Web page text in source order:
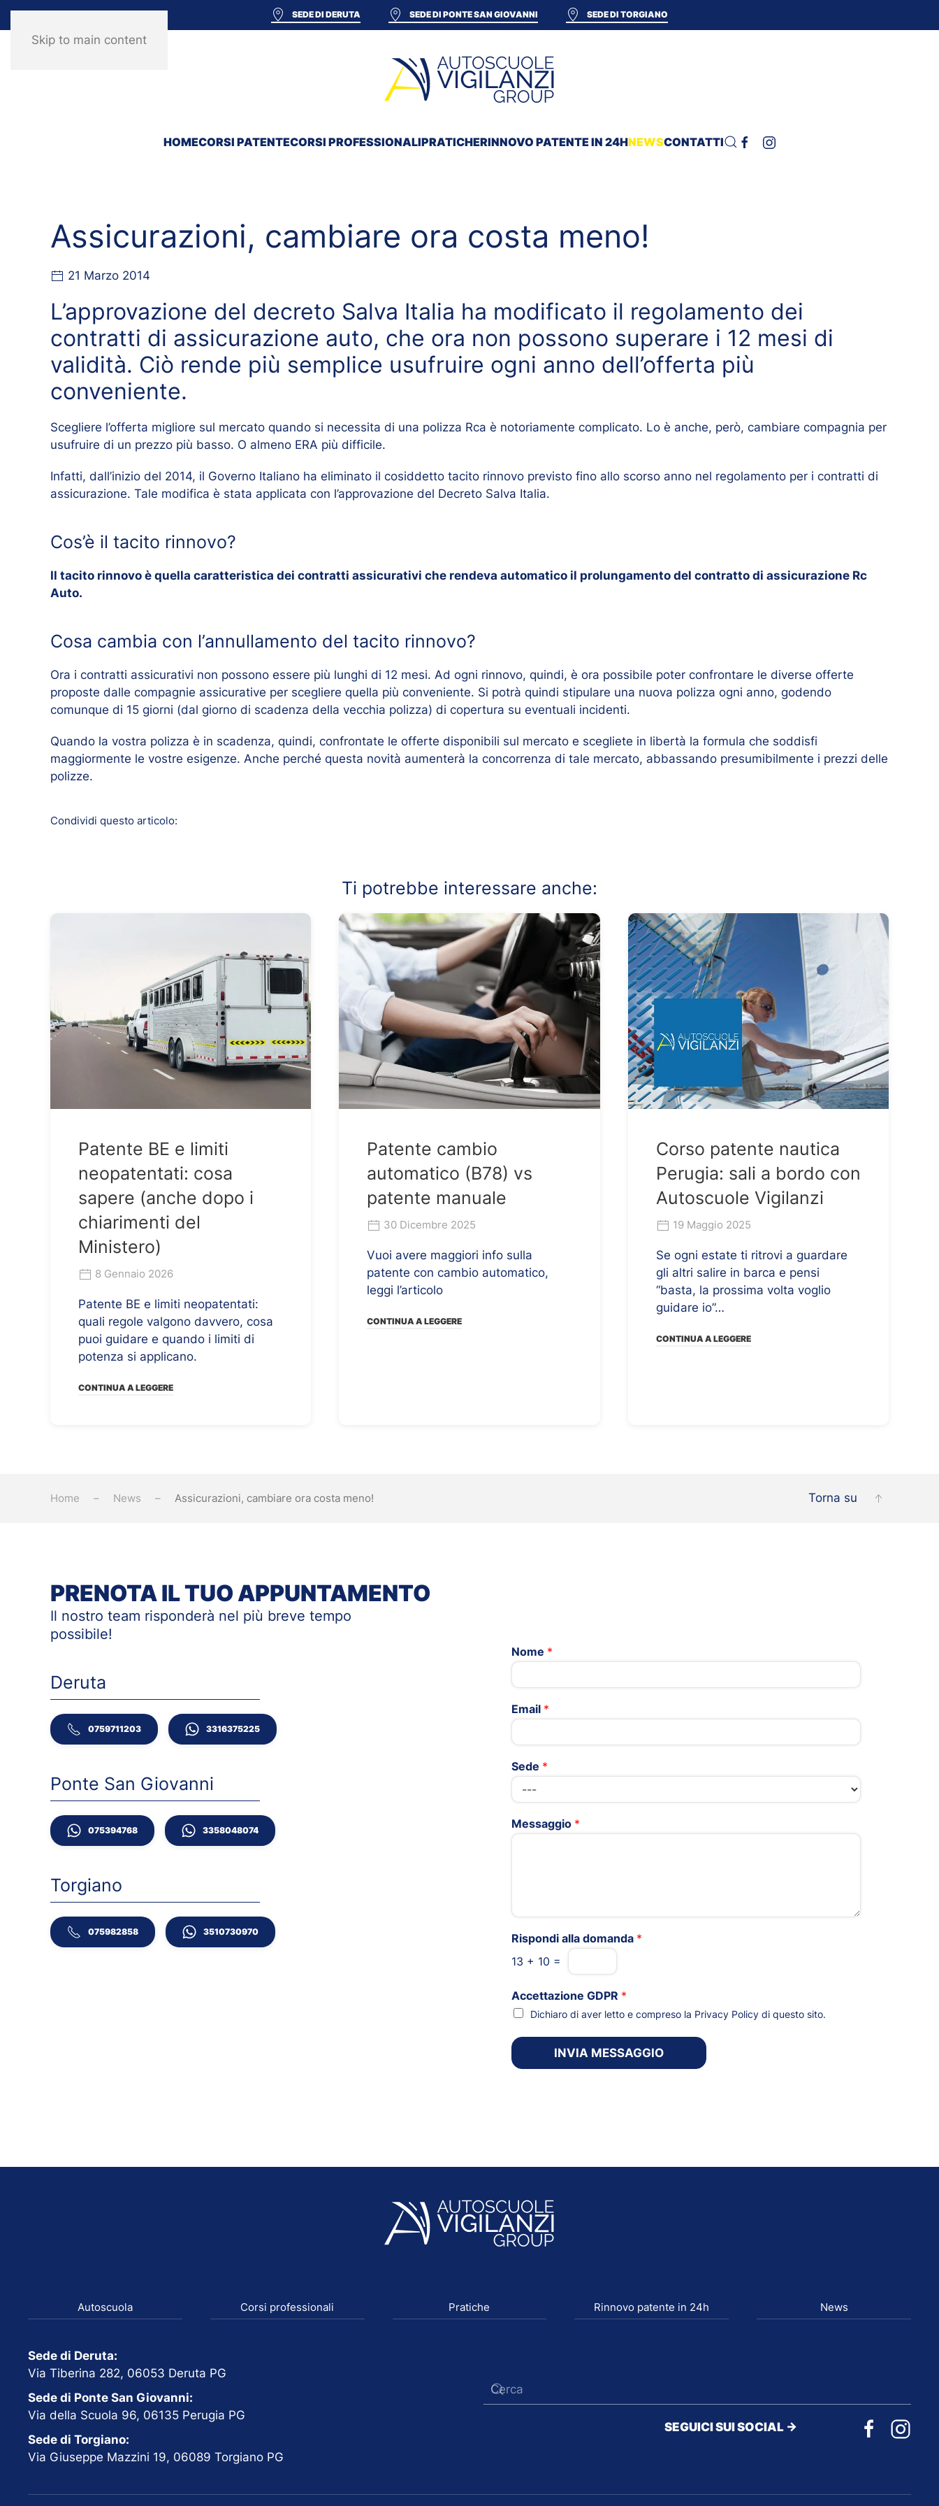
Skip to main content
SEDE DI DERUTA SEDE DI PONTE SAN GIOVANNI SEDE DI TORGIANO
HOMECORSI PATENTECORSI PROFESSIONALIPRATICHERINNOVO PATENTE IN 24HNEWSCONTATTI
Assicurazioni, cambiare ora costa meno!
21 Marzo 2014
L’approvazione del decreto Salva Italia ha modificato il regolamento dei
contratti di assicurazione auto, che ora non possono superare i 12 mesi di
validità. Ciò rende più semplice usufruire ogni anno dell’offerta più
conveniente.
Scegliere l’offerta migliore sul mercato quando si necessita di una polizza Rca è notoriamente complicato. Lo è anche, però, cambiare compagnia per
usufruire di un prezzo più basso. O almeno ERA più difficile.
Infatti, dall’inizio del 2014, il Governo Italiano ha eliminato il cosiddetto tacito rinnovo previsto fino allo scorso anno nel regolamento per i contratti di
assicurazione. Tale modifica è stata applicata con l’approvazione del Decreto Salva Italia.
Cos’è il tacito rinnovo?
Il tacito rinnovo è quella caratteristica dei contratti assicurativi che rendeva automatico il prolungamento del contratto di assicurazione Rc
Auto.
Cosa cambia con l’annullamento del tacito rinnovo?
Ora i contratti assicurativi non possono essere più lunghi di 12 mesi. Ad ogni rinnovo, quindi, è ora possibile poter confrontare le diverse offerte
proposte dalle compagnie assicurative per scegliere quella più conveniente. Si potrà quindi stipulare una nuova polizza ogni anno, godendo
comunque di 15 giorni (dal giorno di scadenza della vecchia polizza) di copertura su eventuali incidenti.
Quando la vostra polizza è in scadenza, quindi, confrontate le offerte disponibili sul mercato e scegliete in libertà la formula che soddisfi
maggiormente le vostre esigenze. Anche perché questa novità aumenterà la concorrenza di tale mercato, abbassando presumibilmente i prezzi delle
polizze.
Condividi questo articolo:
Ti potrebbe interessare anche:
Patente BE e limiti
neopatentati: cosa
sapere (anche dopo i
chiarimenti del
Ministero)
8 Gennaio 2026
Patente BE e limiti neopatentati:
quali regole valgono davvero, cosa
puoi guidare e quando i limiti di
potenza si applicano.
CONTINUA A LEGGERE
Patente cambio
automatico (B78) vs
patente manuale
30 Dicembre 2025
Vuoi avere maggiori info sulla
patente con cambio automatico,
leggi l’articolo
CONTINUA A LEGGERE
Corso patente nautica
Perugia: sali a bordo con
Autoscuole Vigilanzi
19 Maggio 2025
Se ogni estate ti ritrovi a guardare
gli altri salire in barca e pensi
“basta, la prossima volta voglio
guidare io”…
CONTINUA A LEGGERE
Home News Assicurazioni, cambiare ora costa meno! Torna su
PRENOTA IL TUO APPUNTAMENTO
Il nostro team risponderà nel più breve tempo
possibile!
Deruta
0759711203 3316375225
Ponte San Giovanni
075394768 3358048074
Torgiano
075982858 3510730970
Nome *
Email *
Sede *
Messaggio *
Rispondi alla domanda *
13 + 10 =
Accettazione GDPR *
Dichiaro di aver letto e compreso la Privacy Policy di questo sito.
INVIA MESSAGGIO
Autoscuola Corsi professionali Pratiche Rinnovo patente in 24h News
Sede di Deruta:
Via Tiberina 282, 06053 Deruta PG
Sede di Ponte San Giovanni:
Via della Scuola 96, 06135 Perugia PG
Sede di Torgiano:
Via Giuseppe Mazzini 19, 06089 Torgiano PG
SEGUICI SUI SOCIAL ->